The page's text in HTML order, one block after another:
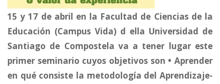
15 y 17 de abril en la Facultad de Ciencias de la
Educación (Campus Vida) d ella Universidad de
Santiago de Compostela va a tener lugar este
primer seminario cuyos objetivos son • Aprender
en qué consiste la metodología del Aprendizaje-